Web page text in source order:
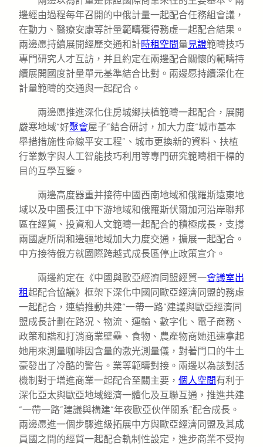
邊經由過程每年召開的中俄計量一起配合任務組會議，
在動力、醫療安康等計量範疇獲得務虛一起配合結果。
兩邊愿持續展開經歷交通和計時租空間量 見證範疇技巧
專門研究人才互訪，并且約定在兩邊配合關懷的範疇持
續展開國度計量單元基準結合比對。兩邊愿持續深化在
計量範疇的交通與一起配合。
兩邊愿推進深化住房城鄉扶植範疇一起配合，展開
嚴寒地域“好聚會屋子”結合研討，加大力度“城市基本
舉措措施性命線平安工程”、城市更換新的資料、扶植
行業數字與人工智能技巧利用等專門研究範疇相干標的
目的互學互鑒。
兩邊高度器重并接待中國西南地域和俄羅斯遠東地
域以及中國長江中下游地域和俄羅斯伏爾加河沿岸聯邦
區在經貿、投資和人文範疇一起配合的積極成長，支撐
兩國處所間和邊疆地域加大力度交通，擴展一起配合。
中方接待俄方就國際跨越式成長區停止政策宣介。
兩邊約定在《中國與歐亞經濟同盟經貿一會議室出
租起配合協議》框架下深化中國同歐亞經濟同盟的務虛
一起配合，連續推動共建“一帶一路”建議與歐亞經濟同
盟成長計劃在路況、物流、運輸、數字化、電子商務、
政策和諧和打消商業壁壘、食物、農產物商她迅速拿起
她用來測量咖啡因含量的激光測量儀，對著門口的牛土
豪發出了冷酷的警告。業等範疇對接。兩邊以為該對話
機制對于增進商業一起配合至關主要， 個人空間有利于
深化亞太與歐亞地域經濟一體化及互聯互通，推進共建
“一帶一路”建議與構建“年夜歐亞伙伴關系”配合成長。
兩邊愿進一個步驟進級拓展中方與歐亞經濟同盟及其成
員國之間的經貿一起配合軌制性設定，進步商業不受拘